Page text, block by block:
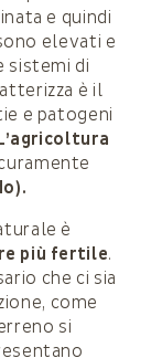
e quindi
elevati e
sistemi di
è il
e patogeni
è
più fertile.
che ci sia
come
si